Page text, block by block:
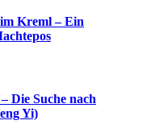
Kreml – Ein
Die Suche nach
Yi)